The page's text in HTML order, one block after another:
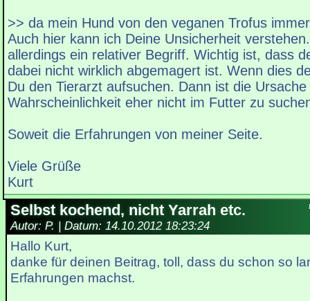
>> da mein Hund von den veganen Trofus
Auch hier kann ich Deine Unsicherheit verstehen.
allerdings ein relativer Begriff. Wichtig ist, dass
dabei nicht wirklich abgemagert ist. Wenn dies
Du den Tierarzt aufsuchen. Dann ist die
Wahrscheinlichkeit eher nicht im Futter zu
Soweit die Erfahrungen von meiner Seite.
Viele Grüße
Kurt
Selbst kochend, nicht Yarrah etc.
Autor: P. | Datum: 14.10.2012 18:23:24
Hallo Kurt,
danke für deinen Beitrag, toll, dass du schon so
Erfahrungen machst.